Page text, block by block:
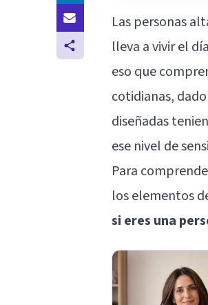
Las personas
lleva a vivir el
eso que
cotidianas,
diseñadas
ese nivel de
Para
los elementos
si eres una